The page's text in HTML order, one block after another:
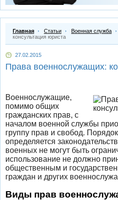
Главная Статьи Военная служба
консультация юриста
27.02.2015
Права военнослужащих:
Военнослужащие,
помимо общих
гражданских прав, с
началом военной службы
группу прав и свобод.
определяется
военных не могут быть
использование не должно
общественным и
граждан и других
Виды прав